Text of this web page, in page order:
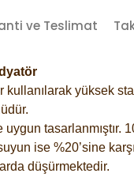
ve Teslimat
yüksek
tasarlanmıştır.
ise %20’sine
düşürmektedir.